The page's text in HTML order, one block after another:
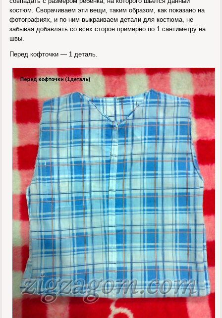
костюм. Сворачиваем эти вещи, таким образом, как показано на
фотографиях, и по ним выкраиваем детали для костюма, не
забывая добавлять со всех сторон примерно по 1 сантиметру на
швы.
Перед кофточки — 1 деталь.